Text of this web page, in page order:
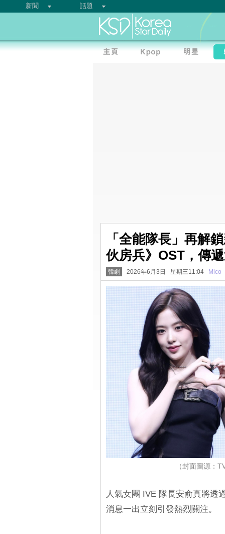
新聞 話題
「全能隊長」再解
伙房兵》OST，傳
韓劇 2026年6月3日 星期三11:04 Mico
（封面圖源：
人氣女團 IVE 隊長安俞真將透
消息一出立刻引發熱烈關注。